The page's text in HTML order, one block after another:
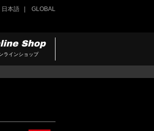
日本語 GLOBAL
Shop
ラインショップ